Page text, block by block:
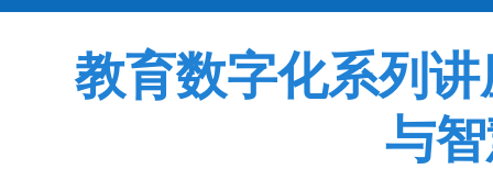
教育数字化系列
与